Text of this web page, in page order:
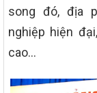
song đó, địa
nghiệp hiện
cao…